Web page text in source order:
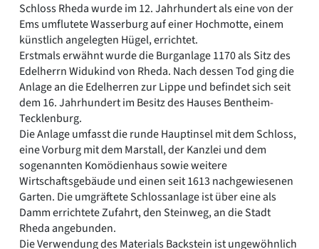
Kontakt
Impressum
Datenschutz
Suchbegriff eingeben
Schloss Rheda wurde im 12. Jahrhundert als eine von der
Ems umflutete Wasserburg auf einer Hochmotte, einem
künstlich angelegten Hügel, errichtet.
Erstmals erwähnt wurde die Burganlage 1170 als Sitz des
Edelherrn Widukind von Rheda. Nach dessen Tod ging die
Anlage an die Edelherren zur Lippe und befindet sich seit
dem 16. Jahrhundert im Besitz des Hauses Bentheim-
Tecklenburg.
Die Anlage umfasst die runde Hauptinsel mit dem Schloss,
eine Vorburg mit dem Marstall, der Kanzlei und dem
sogenannten Komödienhaus sowie weitere
Wirtschaftsgebäude und einen seit 1613 nachgewiesenen
Garten. Die umgräftete Schlossanlage ist über eine als
Damm errichtete Zufahrt, den Steinweg, an die Stadt
Rheda angebunden.
Die Verwendung des Materials Backstein ist ungewöhnlich